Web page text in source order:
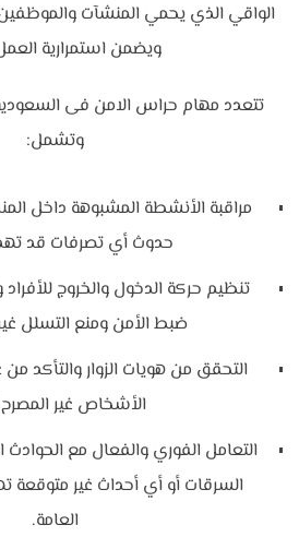
الواقي الذي يحمي المنشآت
ويضمن استمرارية
تتعدد مهام حراس الامن فى
وتشمل:
مراقبة الأنشطة المشبوهة داخل
حدوث أي تصرفات قد
تنظيم حركة الدخول والخروج
ضبط الأمن ومنع التسلل
التحقق من هويات الزوار والتأكد
الأشخاص غير
التعامل الفوري والفعال مع الحوادث
السرقات أو أي أحداث غير متوقعة
العامة.